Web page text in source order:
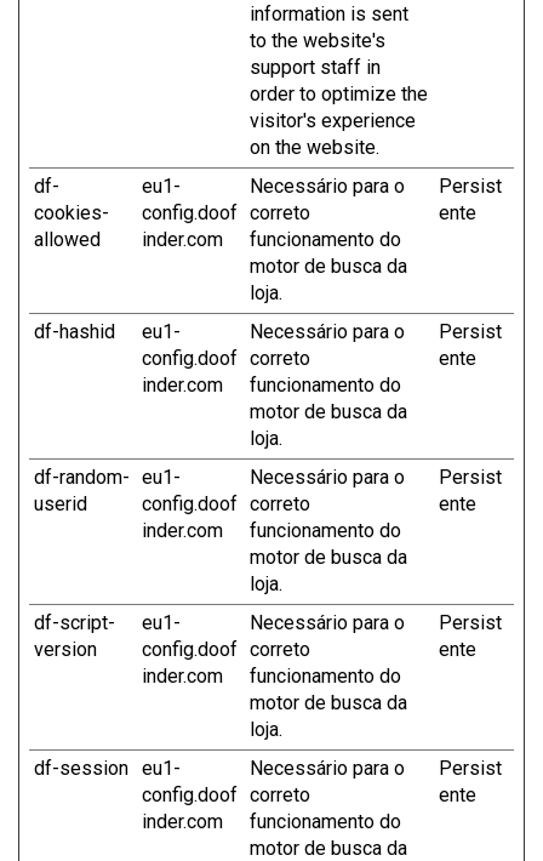
information is sent
to the website's
support staff in
order to optimize the
visitor's experience
on the website.
df-
cookies-
allowed
eu1-
config.doof
inder.com
Necessário para o
correto
funcionamento do
motor de busca da
loja.
Persist
ente
df-hashid
eu1-
config.doof
inder.com
Necessário para o
correto
funcionamento do
motor de busca da
loja.
Persist
ente
df-random-
userid
eu1-
config.doof
inder.com
Necessário para o
correto
funcionamento do
motor de busca da
loja.
Persist
ente
df-script-
version
eu1-
config.doof
inder.com
Necessário para o
correto
funcionamento do
motor de busca da
loja.
Persist
ente
df-session eu1-
config.doof
inder.com
Necessário para o
correto
funcionamento do
motor de busca da
Persist
ente